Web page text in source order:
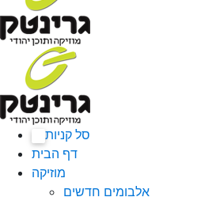
סל קניות
דף הבית
מוזיקה
אלבומים חדשים